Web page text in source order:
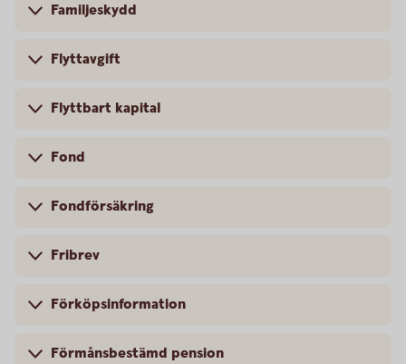
Familjeskydd
Flyttavgift
Flyttbart kapital
Fond
Fondförsäkring
Fribrev
Förköpsinformation
Förmånsbestämd pension